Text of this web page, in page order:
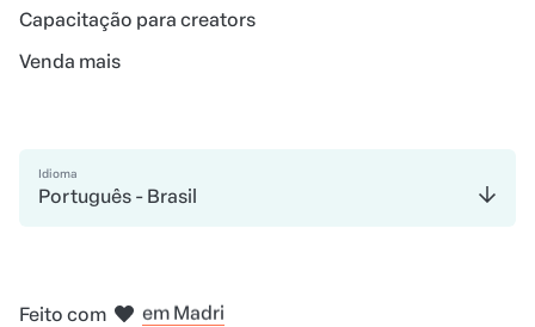
Capacitação para creators
Venda mais
Idioma
Português - Brasil
Feito com
em Amsterdam